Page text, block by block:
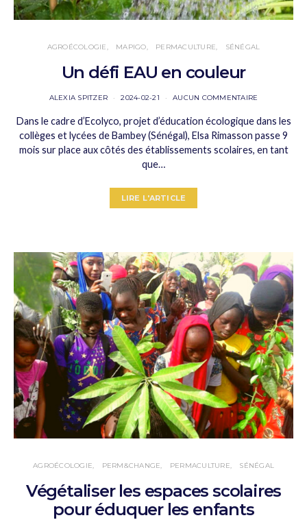
AGROÉCOLOGIE MAPIGO PERMACULTURE SÉNÉGAL
Un défi EAU en couleur
ALEXIA SPITZER 2024-02-21 AUCUN COMMENTAIRE
Dans le cadre d’Ecolyco, projet d’éducation écologique dans les
collèges et lycées de Bambey (Sénégal), Elsa Rimasson passe 9
mois sur place aux côtés des établissements scolaires, en tant
que…
LIRE L'ARTICLE
AGROÉCOLOGIE PERM&CHANGE PERMACULTURE SÉNÉGAL
Végétaliser les espaces scolaires
pour éduquer les enfants